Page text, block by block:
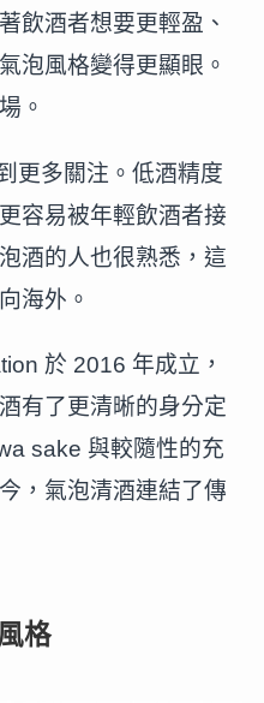
飲酒者想要更輕盈、
泡風格變得更顯眼。
。
更多關注。低酒精度
容易被年輕飲酒者接
酒的人也很熟悉，這
海外。
於 2016 年成立，
有了更清晰的身分定
sake 與較隨性的充
，氣泡清酒連結了傳
格